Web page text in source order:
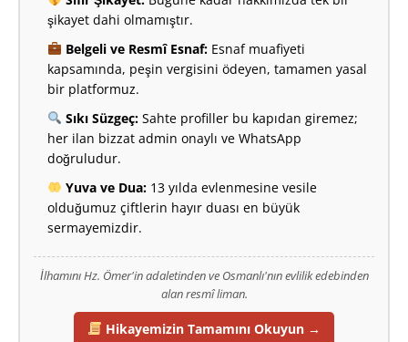
şikayet dahi olmamıştır.
Belgeli ve Resmî Esnaf:Esnaf muafiyeti
kapsamında, peşin vergisini ödeyen, tamamen yasal
bir platformuz.
Sıkı Süzgeç:Sahte profiller bu kapıdan giremez;
her ilan bizzat admin onaylı ve WhatsApp
doğruludur.
Yuva ve Dua:13 yılda evlenmesine vesile
olduğumuz çiftlerin hayır duası en büyük
sermayemizdir.
İlhamını Hz. Ömer'in adaletinden ve Osmanlı'nın evlilik edebinden
alan resmî liman.
Hikayemizin Tamamını Okuyun →